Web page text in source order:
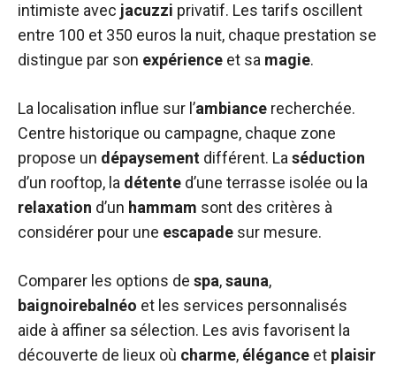
intimiste avec jacuzzi privatif. Les tarifs oscillent
entre 100 et 350 euros la nuit, chaque prestation se
distingue par son expérience et sa magie.
La localisation influe sur l’ambiance recherchée.
Centre historique ou campagne, chaque zone
propose un dépaysement différent. La séduction
d’un rooftop, la détente d’une terrasse isolée ou la
relaxation d’un hammam sont des critères à
considérer pour une escapade sur mesure.
Comparer les options de spa,sauna,
baignoirebalnéo et les services personnalisés
aide à affiner sa sélection. Les avis favorisent la
découverte de lieux où charme, élégance et plaisir